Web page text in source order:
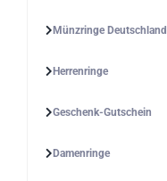
Münzringe Deutschland
Herrenringe
Geschenk-Gutschein
Damenringe